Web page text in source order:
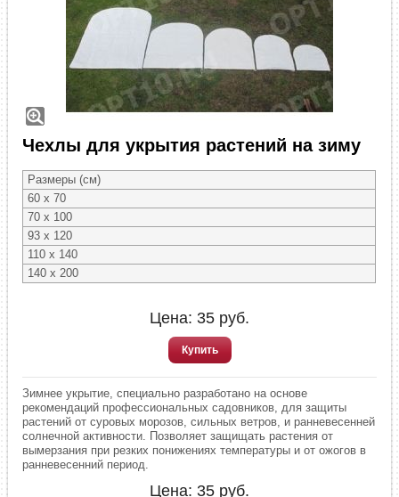
Чехлы для укрытия растений на зиму
Размеры (см)
60 x 70
70 x 100
93 x 120
110 x 140
140 x 200
Цена: 35 руб.
Купить
Зимнее укрытие, специально разработано на основе
рекомендаций профессиональных садовников, для защиты
растений от суровых морозов, сильных ветров, и ранневесенней
солнечной активности. Позволяет защищать растения от
вымерзания при резких понижениях температуры и от ожогов в
ранневесенний период.
Цена: 35 руб.